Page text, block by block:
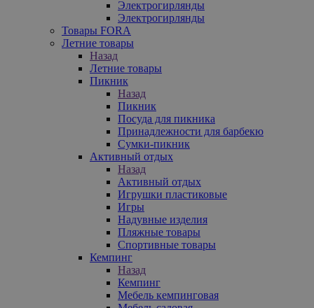
Электрогирлянды
Электрогирлянды
Товары FORA
Летние товары
Назад
Летние товары
Пикник
Назад
Пикник
Посуда для пикника
Принадлежности для барбекю
Сумки-пикник
Активный отдых
Назад
Активный отдых
Игрушки пластиковые
Игры
Надувные изделия
Пляжные товары
Спортивные товары
Кемпинг
Назад
Кемпинг
Мебель кемпинговая